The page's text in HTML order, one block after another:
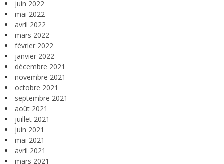
juin 2022
mai 2022
avril 2022
mars 2022
février 2022
janvier 2022
décembre 2021
novembre 2021
octobre 2021
septembre 2021
août 2021
juillet 2021
juin 2021
mai 2021
avril 2021
mars 2021